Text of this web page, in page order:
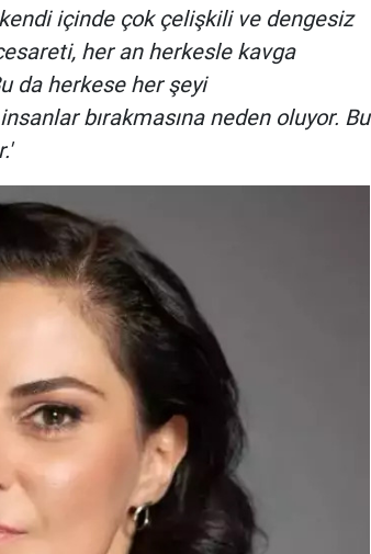
içinde çok çelişkili ve dengesiz
her an herkesle kavga
da herkese her şeyi
bırakmasına neden oluyor. Bu